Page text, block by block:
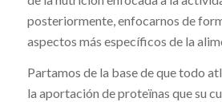
posteriormente, enfocarnos de
aspectos más específicos de la
Partamos de la base de que todo
la aportación de proteïnas que su